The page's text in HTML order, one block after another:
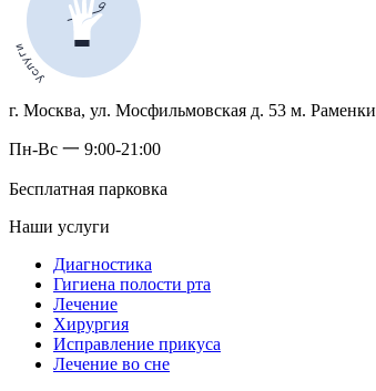
г. Москва, ул. Мосфильмовская д. 53 м. Раменки
Пн-Вс 一 9:00-21:00
Бесплатная парковка
Наши услуги
Диагностика
Гигиена полости рта
Лечение
Хирургия
Исправление прикуса
Лечение во сне